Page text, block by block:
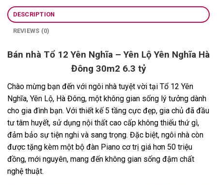
DESCRIPTION
REVIEWS (0)
Bán nhà Tổ 12 Yên Nghĩa – Yên Lộ Yên Nghĩa Hà
Đông 30m2 6.3 tỷ
Chào mừng bạn đến với ngôi nhà tuyệt vời tại Tổ 12 Yên
Nghĩa, Yên Lộ, Hà Đông, một không gian sống lý tưởng dành
cho gia đình bạn. Với thiết kế 5 tầng cực đẹp, gia chủ đã đầu
tư tâm huyết, sử dụng nội thất cao cấp không thiếu thứ gì,
đảm bảo sự tiện nghi và sang trọng. Đặc biệt, ngôi nhà còn
được tặng kèm một bộ đàn Piano cơ trị giá hơn 50 triệu
đồng, mới nguyên, mang đến không gian sống đậm chất
nghệ thuật.